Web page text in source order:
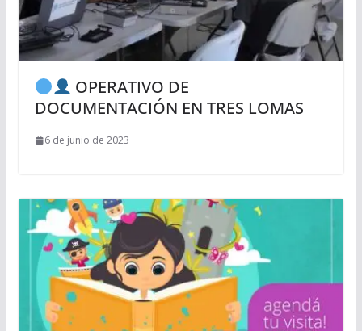
OPERATIVO DE
DOCUMENTACIÓN EN TRES LOMAS
6 de junio de 2023